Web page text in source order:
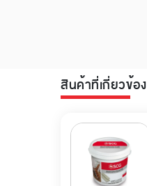
สินค้าที่เกี่ยวข้อง